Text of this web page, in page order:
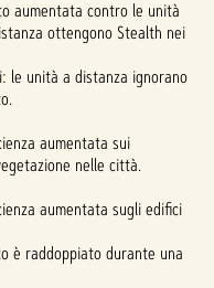
aumentata contro le unità
ottengono Stealth nei
le unità a distanza ignorano
aumentata sui
nelle città.
aumentata sugli edifici
è raddoppiato durante una